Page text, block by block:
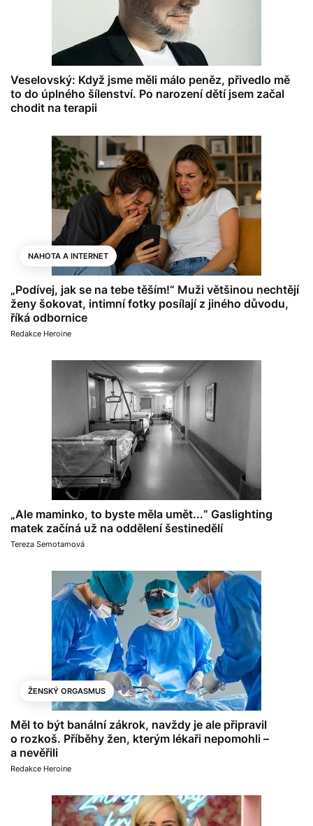
Veselovský: Když jsme měli málo peněz, přivedlo mě
to do úplného šílenství. Po narození dětí jsem začal
chodit na terapii
NAHOTA A INTERNET
„Podívej, jak se na tebe těším!“ Muži většinou nechtějí
ženy šokovat, intimní fotky posílají z jiného důvodu,
říká odbornice
Redakce Heroine
„Ale maminko, to byste měla umět...“ Gaslighting
matek začíná už na oddělení šestinedělí
Tereza Semotamová
ŽENSKÝ ORGASMUS
Měl to být banální zákrok, navždy je ale připravil
o rozkoš. Příběhy žen, kterým lékaři nepomohli –
a nevěřili
Redakce Heroine